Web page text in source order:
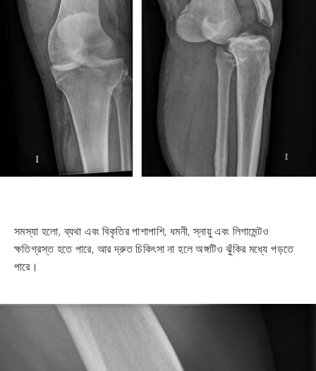
সমস্যা হলো, ব্যথা এবং বিকৃতির পাশাপাশি, ধমনী, স্নায়ু এবং লিগামেন্টও
ক্ষতিগ্রস্ত হতে পারে, আর দ্রুত চিকিৎসা না হলে অঙ্গটিও ঝুঁকির মধ্যে পড়তে
পারে।